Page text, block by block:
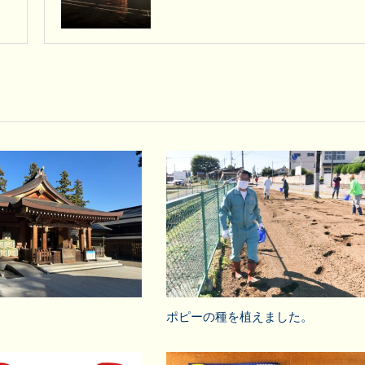
ポピーの種を植えました。